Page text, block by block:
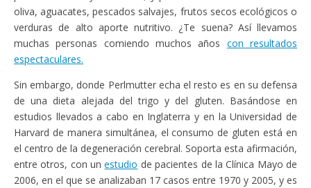
oliva, aguacates, pescados salvajes, frutos secos ecológicos o
verduras de alto aporte nutritivo. ¿Te suena? Así llevamos
muchas personas comiendo muchos años con resultados
espectaculares.
Sin embargo, donde Perlmutter echa el resto es en su defensa
de una dieta alejada del trigo y del gluten. Basándose en
estudios llevados a cabo en Inglaterra y en la Universidad de
Harvard de manera simultánea, el consumo de gluten está en
el centro de la degeneración cerebral. Soporta esta afirmación,
entre otros, con unestudio de pacientes de la Clínica Mayo de
2006, en el que se analizaban 17 casos entre 1970 y 2005, y es